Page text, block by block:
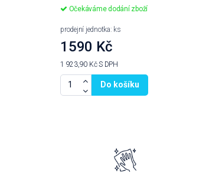
Očekáváme dodání zboží
prodejní jednotka: ks
1590 Kč
1 923,90 KčS DPH
Do košíku